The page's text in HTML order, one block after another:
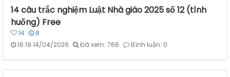
14 câu trắc nghiệm Luật Nhà giáo 2025 số 12 (tình
huống) Free
14
8
16:19 14/04/2026
Đã xem: 766 Bình luận: 0